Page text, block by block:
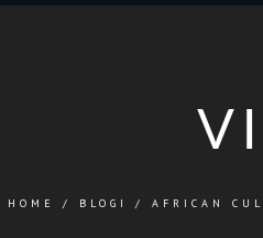
HOME / BLOGI / AFRICAN